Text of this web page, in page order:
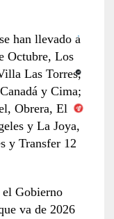
han llevado a
Octubre, Los
Las Torres,
y Cima;
Obrera, El
y La Joya,
y Transfer 12
el Gobierno
va de 2026